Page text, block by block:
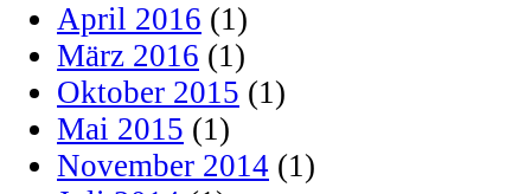
April 2016 (1)
März 2016 (1)
Oktober 2015 (1)
Mai 2015 (1)
November 2014 (1)